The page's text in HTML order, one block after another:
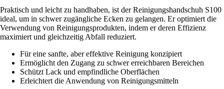
Praktisch und leicht zu handhaben, ist der Reinigungshandschuh S100
ideal, um in schwer zugängliche Ecken zu gelangen. Er optimiert die
Verwendung von Reinigungsprodukten, indem er deren Effizienz
maximiert und gleichzeitig Abfall reduziert.
Für eine sanfte, aber effektive Reinigung konzipiert
Ermöglicht den Zugang zu schwer erreichbaren Bereichen
Schützt Lack und empfindliche Oberflächen
Erleichtert die Anwendung von Reinigungsmitteln